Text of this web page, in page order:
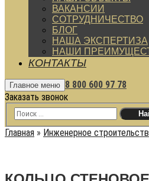
ВАКАНСИИ
СОТРУДНИЧЕСТВО
БЛОГ
НАША ЭКСПЕРТИЗА
НАШИ
КОНТАКТЫ
Главное меню 8 800 600 97 78
Заказать звонок
Главная » Инженерное